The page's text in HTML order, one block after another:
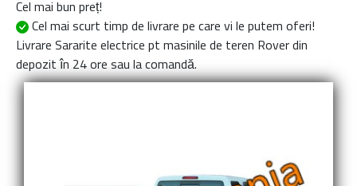
Cel mai bun preț!
Cel mai scurt timp de livrare pe care vi le putem oferi!
Livrare Sararite electrice pt masinile de teren Rover din
depozit în 24 ore sau la comandă.